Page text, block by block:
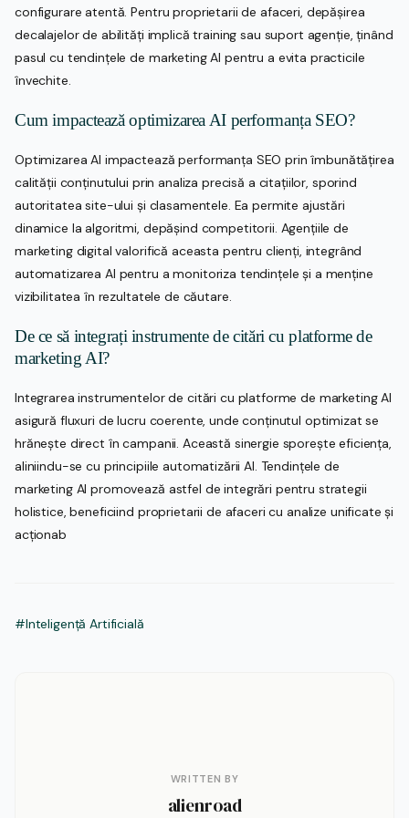
configurare atentă. Pentru proprietarii de afaceri, depășirea
decalajelor de abilități implică training sau suport agenție, ținând
pasul cu tendințele de marketing AI pentru a evita practicile
învechite.
Cum impactează optimizarea AI performanța SEO?
Optimizarea AI impactează performanța SEO prin îmbunătățirea
calității conținutului prin analiza precisă a citațiilor, sporind
autoritatea site-ului și clasamentele. Ea permite ajustări
dinamice la algoritmi, depășind competitorii. Agențiile de
marketing digital valorifică aceasta pentru clienți, integrând
automatizarea AI pentru a monitoriza tendințele și a menține
vizibilitatea în rezultatele de căutare.
De ce să integrați instrumente de citări cu platforme de
marketing AI?
Integrarea instrumentelor de citări cu platforme de marketing AI
asigură fluxuri de lucru coerente, unde conținutul optimizat se
hrănește direct în campanii. Această sinergie sporește eficiența,
aliniindu-se cu principiile automatizării AI. Tendințele de
marketing AI promovează astfel de integrări pentru strategii
holistice, beneficiind proprietarii de afaceri cu analize unificate și
acționab
#Inteligență Artificială
WRITTEN BY
alienroad